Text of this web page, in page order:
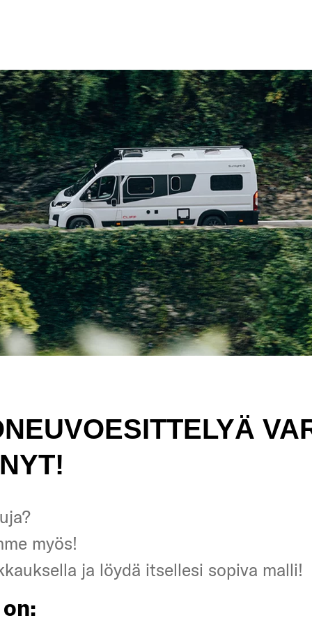
myös!
ja löydä itsellesi sopiva malli!
myös!
ja löydä itsellesi sopiva malli!